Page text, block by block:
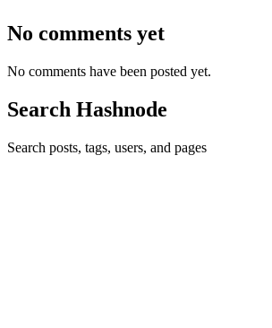
No comments yet
No comments have been posted yet.
Search Hashnode
Search posts, tags, users, and pages